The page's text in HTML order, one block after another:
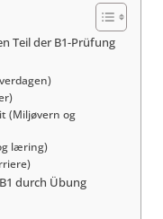
Teil der B1-Prüfung
(Miljøvern og
læring)
durch Übung